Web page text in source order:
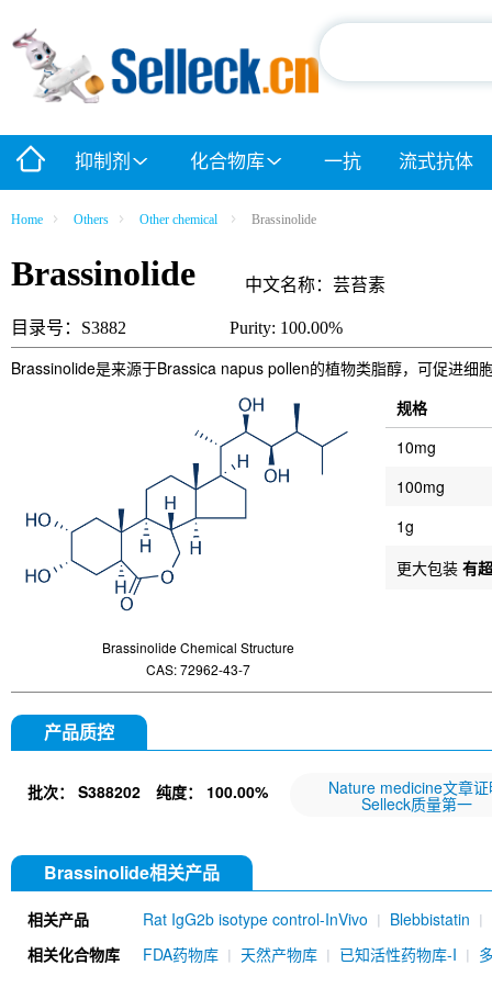
抑制剂 化合物库 一抗 流式抗体
Home Others Other chemical Brassinolide
Brassinolide 中文名称：芸苔素
目录号：S3882 Purity: 100.00%
Brassinolide是来源于Brassica napus pollen的植物类脂醇，可促进细
Brassinolide Chemical Structure
CAS: 72962-43-7
规格
10mg
100mg
1g
更大包装 有
产品质控
批次： S388202 纯度： 100.00% Nature medicine文章
Selleck质量第一
Brassinolide相关产品
相关产品 Rat IgG2b isotype control-InVivo
Blebbistatin
MU)
Rat IgG1 isotype control-InVivo
相关化合物库 FDA药物库 天然产物库 已知活性药物库-I